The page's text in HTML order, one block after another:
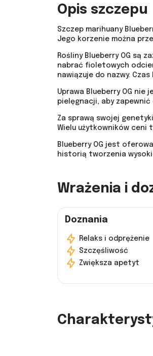
Opis szczepu
Szczep marihuany
Jego korzenie można
Rośliny Blueberry OG są
nabrać fioletowych
nawiązuje do nazwy.
Uprawa Blueberry OG
pielęgnacji, aby
Za sprawą swojej
Wielu użytkowników ceni
Blueberry OG jest
historią tworzenia
Wrażenia i
Doznania
Relaks i odprężenie
Szczęśliwość
Zwiększa apetyt